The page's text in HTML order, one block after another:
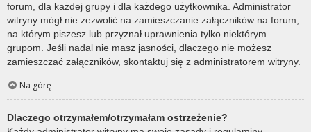
forum, dla każdej grupy i dla każdego użytkownika. Administrator
witryny mógł nie zezwolić na zamieszczanie załączników na forum,
na którym piszesz lub przyznał uprawnienia tylko niektórym
grupom. Jeśli nadal nie masz jasności, dlaczego nie możesz
zamieszczać załączników, skontaktuj się z administratorem witryny.
Na górę
Dlaczego otrzymałem/otrzymałam ostrzeżenie?